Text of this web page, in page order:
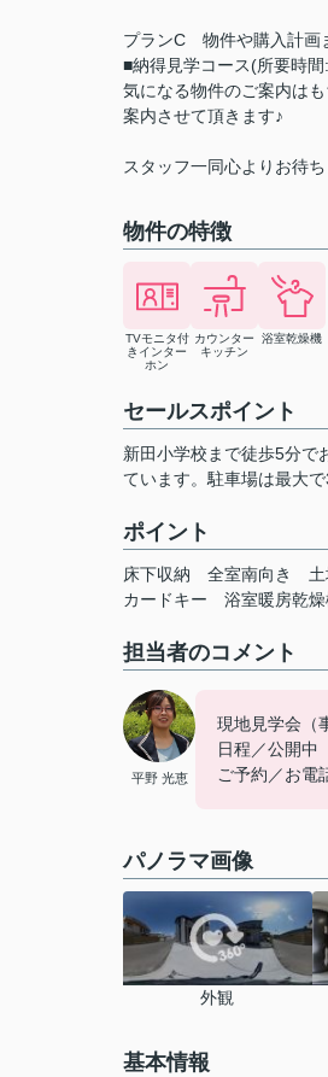
プランC 物件や購入計画
■納得見学コース(所要時
気になる物件のご案内は
案内させて頂きます♪
スタッフ一同心よりお待
物件の特徴
TVモニタ付
きインター
ホン
カウンター
キッチン
浴室乾燥機
セールスポイント
新田小学校まで徒歩5分で
ています。駐車場は最大
ポイント
床下収納 全室南向き
カードキー
浴室暖房乾
担当者のコメント
平野 光恵
現地見学会（
日程／公開
ご予約／お
パノラマ画像
外観
基本情報